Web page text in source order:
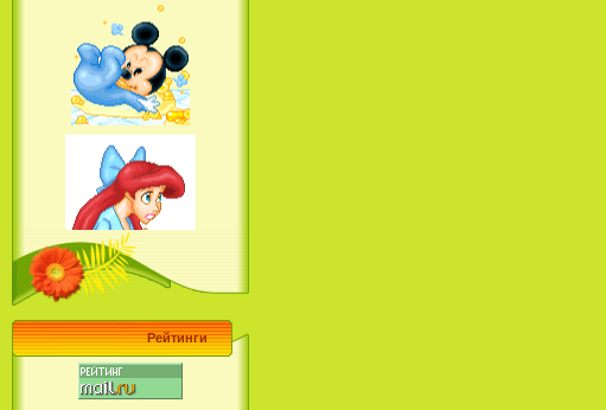
Ариэль / The Little Mermaid:
Ariel's Beginning (2008)
Наша Маша и Волшебный
Орех (2009)
Барби поет! Коллекция песен
кинопринцесс / Barbie Sings! The
Princess Movie Song Collection (2004)
Рейтинги